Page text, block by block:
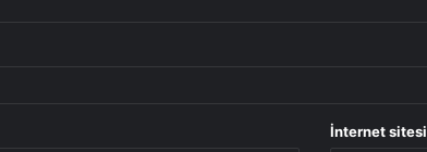
İnternet sitesi